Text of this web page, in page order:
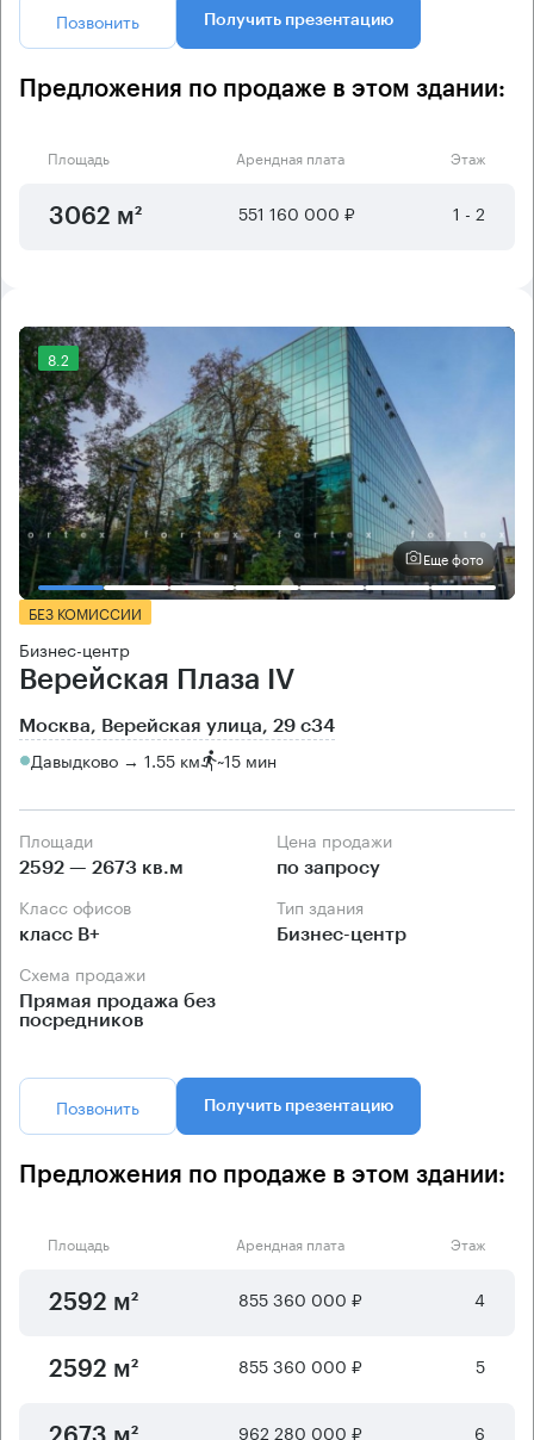
Позвонить Получить презентацию
Предложения по продаже в этом здании:
Площадь Арендная плата Этаж
3062 м² 551 160 000 ₽ 1 - 2
8.2
Еще фото
БЕЗ КОМИССИИ
Бизнес-центр
Верейская Плаза IV
Москва, Верейская улица, 29 с34
Давыдково → 1.55 км ~15 мин
Площади
2592 — 2673 кв.м
Цена продажи
по запросу
Класс офисов
класс B+
Тип здания
Бизнес-центр
Схема продажи
Прямая продажа без
посредников
Позвонить Получить презентацию
Предложения по продаже в этом здании:
Площадь Арендная плата Этаж
2592 м² 855 360 000 ₽ 4
2592 м² 855 360 000 ₽ 5
962 280 000 ₽ 6